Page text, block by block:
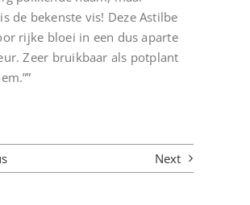
is de bekenste vis! Deze Astilbe
rijke bloei in een dus aparte
Zeer bruikbaar als potplant
Next